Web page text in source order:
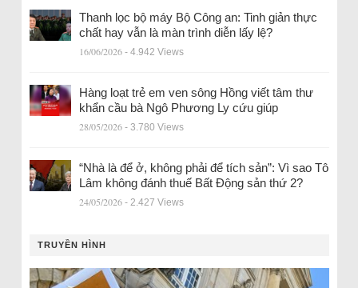
Thanh lọc bộ máy Bộ Công an: Tinh giản thực
chất hay vẫn là màn trình diễn lấy lệ?
16/06/2026 - 4.942 Views
Hàng loạt trẻ em ven sông Hồng viết tâm thư
khẩn cầu bà Ngô Phương Ly cứu giúp
28/05/2026 - 3.780 Views
“Nhà là để ở, không phải để tích sản”: Vì sao Tô
Lâm không đánh thuế Bất Động sản thứ 2?
24/05/2026 - 2.427 Views
TRUYỀN HÌNH